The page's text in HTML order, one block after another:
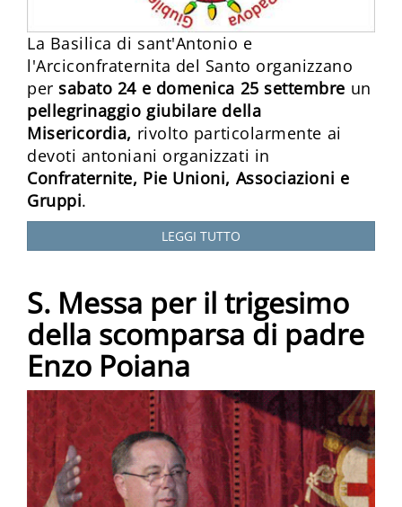
La Basilica di sant'Antonio e
l'Arciconfraternita del Santo organizzano
persabato 24 e domenica 25 settembre un
pellegrinaggio giubilare della
Misericordia, rivolto particolarmente ai
devoti antoniani organizzati in
Confraternite, Pie Unioni, Associazioni e
Gruppi.
LEGGI TUTTO
S. Messa per il trigesimo
della scomparsa di padre
Enzo Poiana